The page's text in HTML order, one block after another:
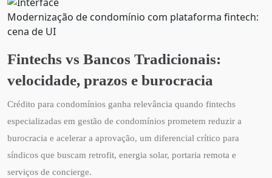
Modernização de condomínio com plataforma fintech:
cena de UI
Fintechs vs Bancos Tradicionais:
velocidade, prazos e burocracia
Crédito para condomínios ganha relevância quando fintechs
especializadas em gestão de condomínios prometem reduzir a
burocracia e acelerar a aprovação, um diferencial crítico para
síndicos que buscam retrofit, energia solar, portaria remota e
serviços de concierge.